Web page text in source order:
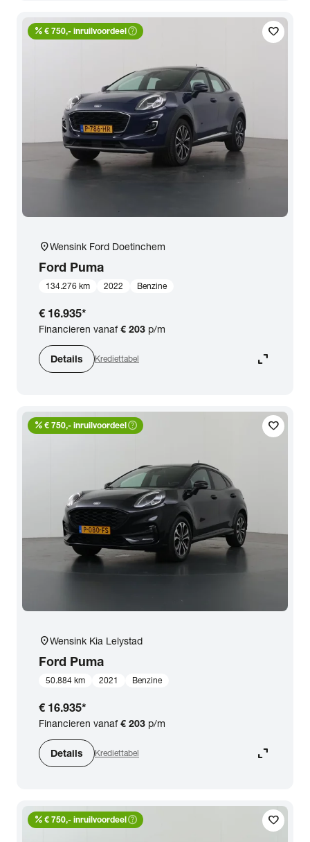
favorite
percent € 750,- inruilvoordeelhelp_outline
location_onWensink Ford Doetinchem
Ford Puma
134.276 km 2022 Benzine
€ 16.935*
Financieren vanaf€ 203 p/m
Details Krediettabel expand_content
favorite
percent € 750,- inruilvoordeelhelp_outline
location_onWensink Kia Lelystad
Ford Puma
50.884 km 2021 Benzine
€ 16.935*
Financieren vanaf€ 203 p/m
Details Krediettabel expand_content
favorite
percent € 750,- inruilvoordeelhelp_outline